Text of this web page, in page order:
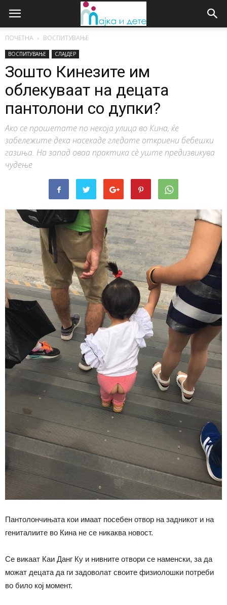
ПОЧЕТНА ВОСПИТУВАЊЕ
ВОСПИТУВАЊЕ СЛАЈДЕР
Зошто Кинезите им
облекуваат на децата
пантолони со дупки?
Ако се прошетате по некоја улица во Кина, ќе
забележите дека насекаде гледате откриени бебешки
газиња. На запад оваа практика сѐ уште предизвикува
чудење
Пантолончињата кои имаат посебен отвор на задникот и на
гениталиите во Кина не се никаква новост.
Се викаат Каи Данг Ку и нивните отвори се наменски, за да
можат децата да ги задоволат своите физиолошки потреби
во било кој момент.